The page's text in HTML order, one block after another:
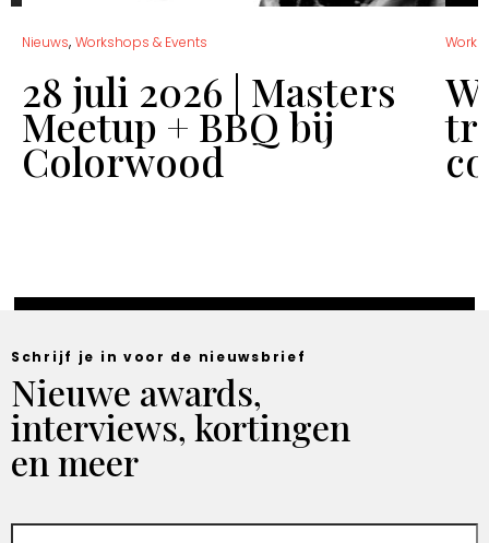
Nieuws, Workshops & Events
28 juli 2026 | Masters
Meetup + BBQ bij
Colorwood
Schrijf je in voor de nieuwsbrief
Nieuwe awards,
interviews, kortingen
en meer